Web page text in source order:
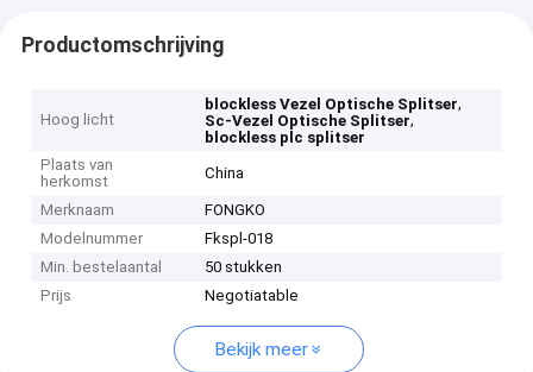
Productomschrijving
Hoog licht
blockless Vezel Optische Splitser,
Sc-Vezel Optische Splitser,
blockless plc splitser
Plaats van
herkomst
China
Merknaam
FONGKO
Modelnummer
Fkspl-018
Min. bestelaantal
50 stukken
Prijs
Negotiatable
Bekijk meer